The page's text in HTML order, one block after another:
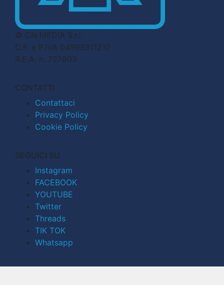
© CN MEDIA S.r.l.
C.F. e P.IVA 04998911210
R.E.A. n. 727803
CONTATTI
Contattaci
Privacy Policy
Cookie Policy
SEGUICI SU
Instagram
FACEBOOK
YOUTUBE
Twitter
Threads
TIK TOK
Whatsapp